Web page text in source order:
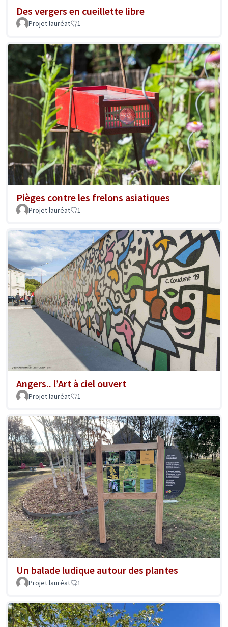
Des vergers en cueillette libre
Projet lauréat 1
Pièges contre les frelons asiatiques
Projet lauréat 1
Angers.. l’Art à ciel ouvert
Projet lauréat 1
Un balade ludique autour des plantes
Projet lauréat 1